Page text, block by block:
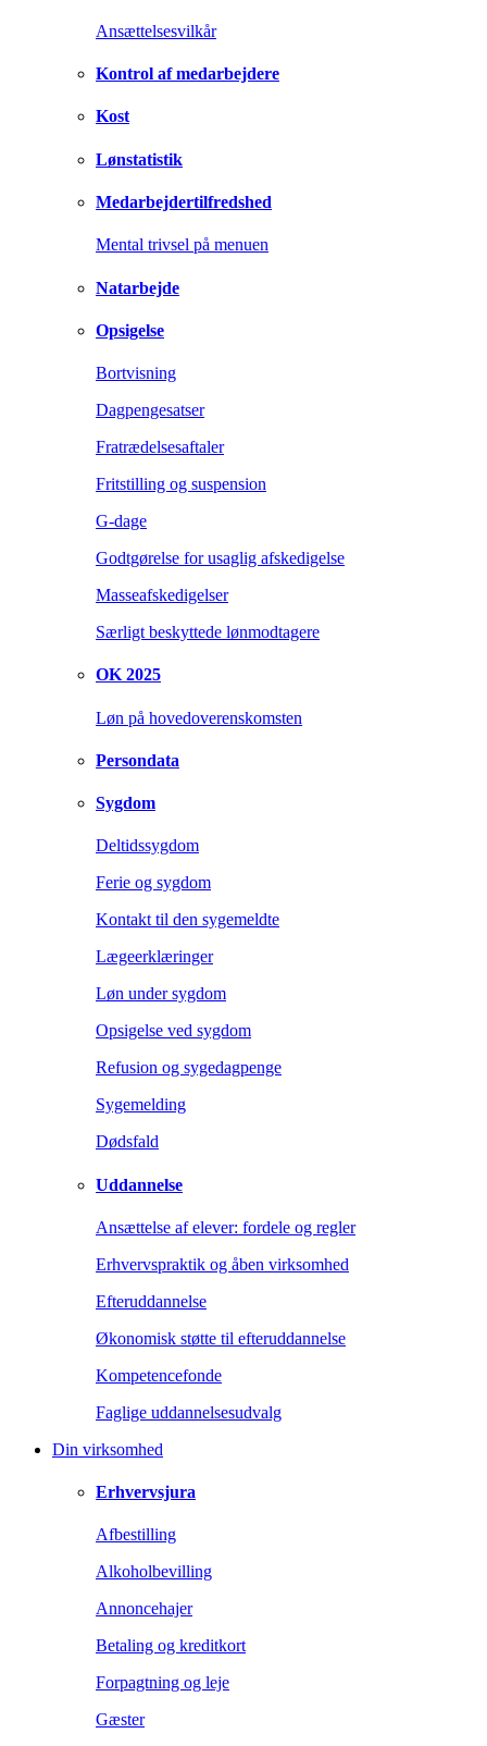
Ansættelsesvilkår
Kontrol af medarbejdere
Kost
Lønstatistik
Medarbejdertilfredshed
Mental trivsel på menuen
Natarbejde
Opsigelse
Bortvisning
Dagpengesatser
Fratrædelsesaftaler
Fritstilling og suspension
G-dage
Godtgørelse for usaglig afskedigelse
Masseafskedigelser
Særligt beskyttede lønmodtagere
OK 2025
Løn på hovedoverenskomsten
Persondata
Sygdom
Deltidssygdom
Ferie og sygdom
Kontakt til den sygemeldte
Lægeerklæringer
Løn under sygdom
Opsigelse ved sygdom
Refusion og sygedagpenge
Sygemelding
Dødsfald
Uddannelse
Ansættelse af elever: fordele og regler
Erhvervspraktik og åben virksomhed
Efteruddannelse
Økonomisk støtte til efteruddannelse
Kompetencefonde
Faglige uddannelsesudvalg
Din virksomhed
Erhvervsjura
Afbestilling
Alkoholbevilling
Annoncehajer
Betaling og kreditkort
Forpagtning og leje
Gæster